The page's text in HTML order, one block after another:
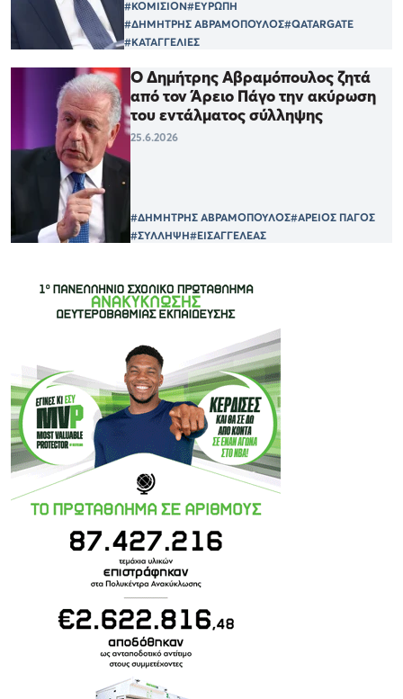
#ΚΟΜΙΣΙΟΝ#ΕΥΡΩΠΗ
#ΔΗΜΗΤΡΗΣ ΑΒΡΑΜΟΠΟΥΛΟΣ#QATARGATE
#ΚΑΤΑΓΓΕΛΙΕΣ
Ο Δημήτρης Αβραμόπουλος ζητά
από τον Άρειο Πάγο την ακύρωση
του εντάλματος σύλληψης
25.6.2026
#ΔΗΜΗΤΡΗΣ ΑΒΡΑΜΟΠΟΥΛΟΣ#ΑΡΕΙΟΣ ΠΑΓΟΣ
#ΣΥΛΛΗΨΗ#ΕΙΣΑΓΓΕΛΕΑΣ